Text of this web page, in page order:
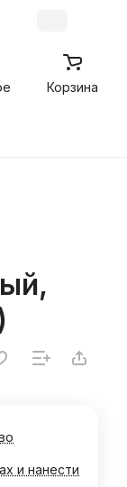
Корзина
и нанести